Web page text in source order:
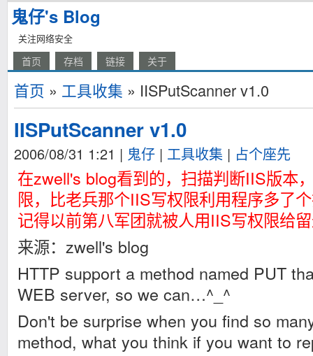
鬼仔's Blog
关注网络安全
首页 存档 链接 关于
首页 » 工具收集 » IISPutScanner v1.0
IISPutScanner v1.0
2006/08/31 1:21 | 鬼仔 | 工具收集 | 占个座先
在zwell's blog看到的，扫描判断IIS版本
限，比老兵那个IIS写权限利用程序多了
记得以前第八军团就被人用IIS写权限给
来源：zwell's blog
HTTP support a method named PUT
WEB server, so we can…^_^
Don't be surprise when you find so
method, what you think if you want to